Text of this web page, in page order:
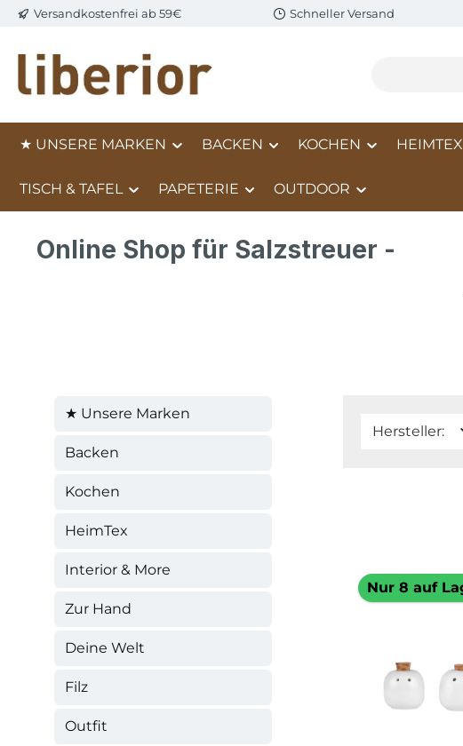
Hauptinhalt springen
Zur Suche springen
Zur Hauptnavigation springen
Versandkostenfrei ab 59€ Schneller Versand
★ UNSERE MARKEN BACKEN KOCHEN HEIMTEX
TISCH & TAFEL PAPETERIE OUTDOOR
Online Shop für Salzstreuer -
★ Unsere Marken
Backen
Kochen
HeimTex
Interior & More
Zur Hand
Deine Welt
Filz
Outfit
Hersteller:
Nur 8 auf